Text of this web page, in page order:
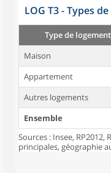
LOG T3 - Types
Type de logement
Maison
Appartement
Autres logements
Ensemble
Sources : Insee, RP2012,
principales, géographie